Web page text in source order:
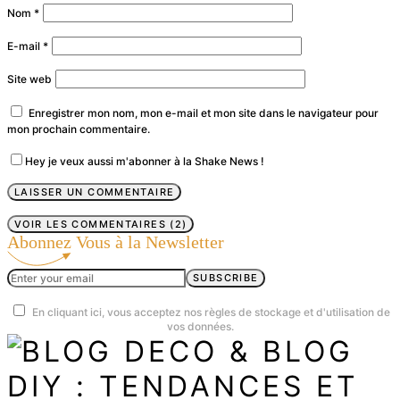
Nom *
E-mail *
Site web
Enregistrer mon nom, mon e-mail et mon site dans le navigateur pour
mon prochain commentaire.
Hey je veux aussi m'abonner à la Shake News !
VOIR LES COMMENTAIRES (2)
Abonnez Vous à la Newsletter
SUBSCRIBE
En cliquant ici, vous acceptez nos règles de stockage et d'utilisation de
vos données.